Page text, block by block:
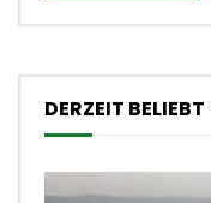
DERZEIT BELIEBT